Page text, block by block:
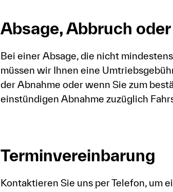
Absage, Abbruch
Bei einer Absage, die nicht
müssen wir Ihnen eine
der Abnahme oder wenn Sie zum
einstündigen Abnahme zuzüglich
Terminvereinbarung
Kontaktieren Sie uns per Telefon, um